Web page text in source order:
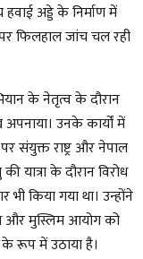
हवाई अड्डेके निर्माण में
पर फिलहाल जांच चल रही
के नेतृत्व के दौरान
उनके कार्यों में
संयुक्त राष्ट्र और नेपाल
की यात्रा के दौरान विरोध
भी किया गया था। उन्होंने
और मुस्लिम आयोग को
रूप में उठाया है।